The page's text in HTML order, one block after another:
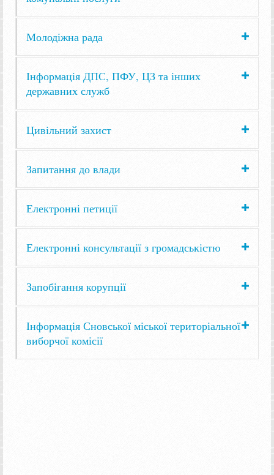
Молодіжна рада
Інформація ДПС, ПФУ, ЦЗ та інших
державних служб
Цивільний захист
Запитання до влади
Електронні петиції
Електронні консультації з громадськістю
Запобігання корупції
Інформація Сновської міської територіальної
виборчої комісії